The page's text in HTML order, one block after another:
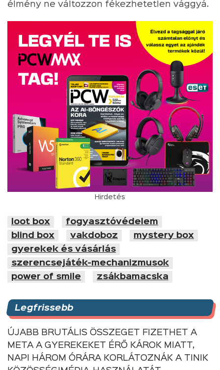
élmény ne változzon fékezhetetlen vággyá.
Hirdetés
loot box
fogyasztóvédelem
blind box
vakdoboz
mystery box
gyerekek és vásárlás
szerencsejáték-mechanizmusok
power of smile
zsákbamacska
Legfrissebb
ÚJABB BRUTÁLIS ÖSSZEGET FIZETHET A
META A GYEREKEKET ÉRŐ KÁROK MIATT,
NAPI HÁROM ÓRÁRA KORLÁTOZNÁK A TINIK